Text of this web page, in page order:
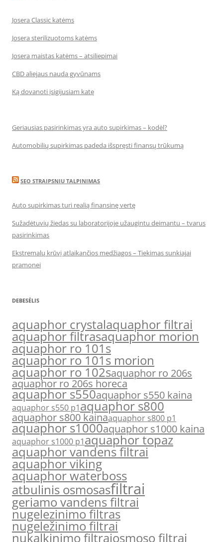
Josera Classic katėms
Josera sterilizuotoms katėms
Josera maistas katėms – atsiliepimai
CBD aliejaus nauda gyvūnams
Ką dovanoti įsigijusiam katę
Geriausias pasirinkimas yra auto supirkimas – kodėl?
Automobilių supirkimas padeda išspręsti finansų trūkumą
SEO STRAIPSNIU TALPINIMAS
Auto supirkimas turi realią finansinę vertę
Sužadėtuvių žiedas su laboratorijoje užaugintu deimantu – tvarus
pasirinkimas
Ekstremalų krūvį atlaikančios medžiagos – Tiekimas sunkiajai
pramonei
DEBESĖLIS
aquaphor crystalaquaphor filtrai
aquaphor filtrasaquaphor morion
aquaphor ro 101s
aquaphor ro 101s morion
aquaphor ro 102saquaphor ro 206s
aquaphor ro 206s horeca
aquaphor s550aquaphor s550 kaina
aquaphor s550 p1aquaphor s800
aquaphor s800 kainaaquaphor s800 p1
aquaphor s1000aquaphor s1000 kaina
aquaphor s1000 p1aquaphor topaz
aquaphor vandens filtrai
aquaphor viking
aquaphor waterboss
atbulinis osmosasfiltrai
geriamo vandens filtrai
nugelezinimo filtras
nugeležinimo filtrai
nukalkinimo filtraiosmoso filtrai